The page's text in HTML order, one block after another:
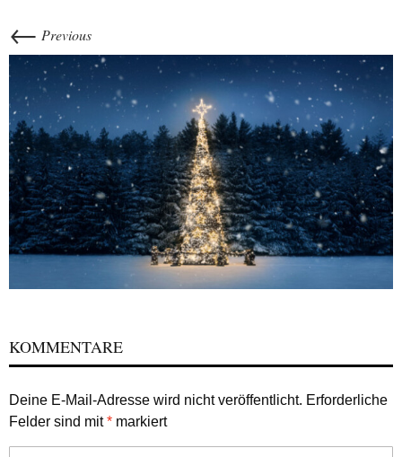
← Previous
KOMMENTARE
Deine E-Mail-Adresse wird nicht veröffentlicht. Erforderliche
Felder sind mit* markiert